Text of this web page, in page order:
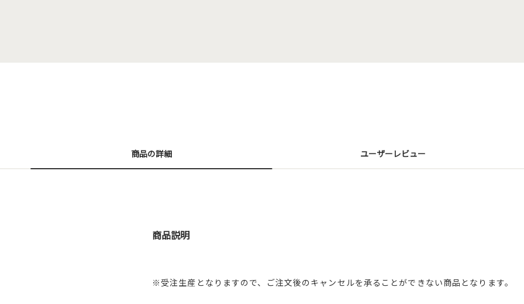
商品の詳細 ユーザーレビュー
商品説明
※受注生産となりますので、ご注文後のキャンセルを承ることができない商品となります。